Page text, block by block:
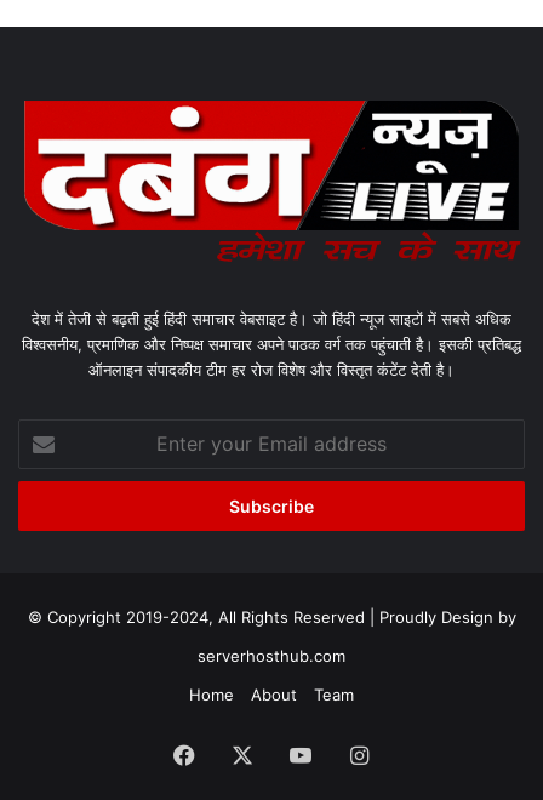
देश में तेजी से बढ़ती हुई हिंदी समाचार वेबसाइट है। जो हिंदी न्यूज साइटों में सबसे अधिक
विश्वसनीय, प्रमाणिक और निष्पक्ष समाचार अपने पाठक वर्ग तक पहुंचाती है। इसकी प्रतिबद्ध
ऑनलाइन संपादकीय टीम हर रोज विशेष और विस्तृत कंटेंट देती है।
your
Email
© Copyright 2019-2024, All Rights Reserved | Proudly Design by
serverhosthub.com
Home
About Team
Facebook YouTubeInstagram